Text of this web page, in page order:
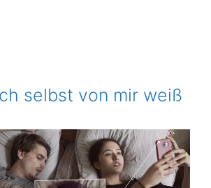
selbst von mir weiß